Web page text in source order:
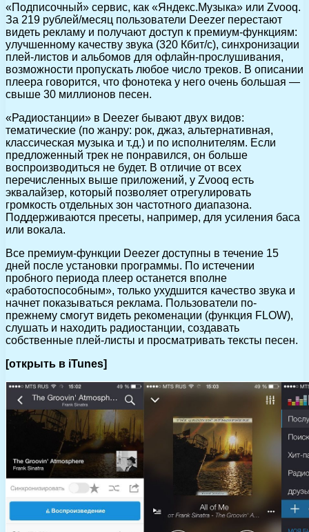
«Подписочный» сервис, как «Яндекс.Музыка» или Zvooq.
За 219 рублей/месяц пользователи Deezer перестают
видеть рекламу и получают доступ к премиум-функциям:
улучшенному качеству звука (320 Кбит/с), синхронизации
плей-листов и альбомов для офлайн-прослушивания,
возможности пропускать любое число треков. В описании
плеера говорится, что фонотека у него очень большая —
свыше 30 миллионов песен.
«Радиостанции» в Deezer бывают двух видов:
тематические (по жанру: рок, джаз, альтернативная,
классическая музыка и т.д.) и по исполнителям. Если
предложенный трек не понравился, он больше
воспроизводиться не будет. В отличие от всех
перечисленных выше приложений, у Zvooq есть
эквалайзер, который позволяет отрегулировать
громкость отдельных зон частотного диапазона.
Поддерживаются пресеты, например, для усиления баса
или вокала.
Все премиум-функции Deezer доступны в течение 15
дней после установки программы. По истечении
пробного периода плеер останется вполне
«работоспособным», только ухудшится качество звука и
начнет показываться реклама. Пользователи по-
прежнему смогут видеть рекоменации (функция FLOW),
слушать и находить радиостанции, создавать
собственные плей-листы и просматривать тексты песен.
[открыть в iTunes]